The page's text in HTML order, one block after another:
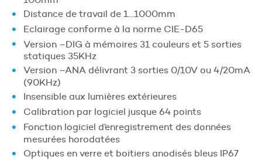
Distance de travail de 1…1000mm
Eclairage conforme à la norme CIE-D65
Version –DIG à mémoires 31 couleurs et 5 sorties
statiques 35KHz
Version –ANA délivrant 3 sorties 0/10V ou 4/20mA
(90KHz)
Insensible aux lumières extérieures
Calibration par logiciel jusque 64 points
Fonction logiciel d’enregistrement des données
mesurées horodatées
Optiques en verre et boitiers anodisés bleus IP67